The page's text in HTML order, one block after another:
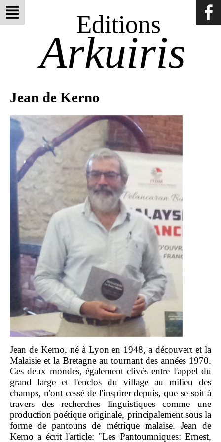
Editions
Arkuiris
Jean de Kerno
Jean de Kerno, né à Lyon en 1948, a découvert et la
Malaisie et la Bretagne au tournant des années 1970.
Ces deux mondes, également clivés entre l'appel du
grand large et l'enclos du village au milieu des
champs, n'ont cessé de l'inspirer depuis, que se soit à
travers des recherches linguistiques comme une
production poétique originale, principalement sous la
forme de pantouns de métrique malaise. Jean de
Kerno a écrit l'article: "Les Pantoumniques: Ernest,